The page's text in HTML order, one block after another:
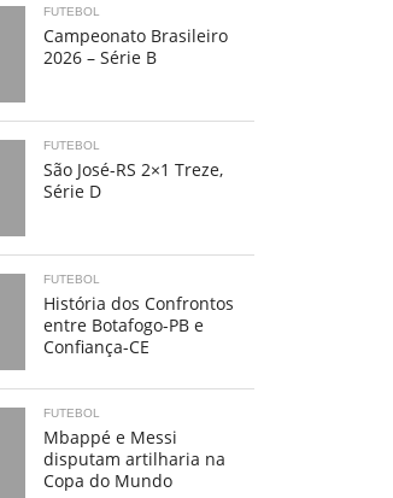
FUTEBOL
Campeonato Brasileiro
2026 – Série B
FUTEBOL
São José-RS 2×1 Treze,
Série D
FUTEBOL
História dos Confrontos
entre Botafogo-PB e
Confiança-CE
FUTEBOL
Mbappé e Messi
disputam artilharia na
Copa do Mundo